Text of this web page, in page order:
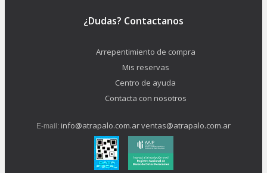
¿Dudas? Contactanos
Arrepentimiento de compra
Mis reservas
Centro de ayuda
Contacta con nosotros
E-mail: info@atrapalo.com.arventas@atrapalo.com.ar